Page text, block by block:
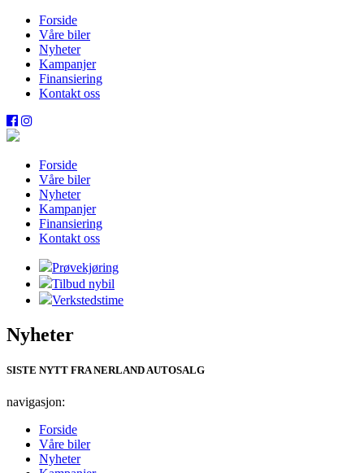
Forside
Våre biler
Nyheter
Kampanjer
Finansiering
Kontakt oss
Forside
Våre biler
Nyheter
Kampanjer
Finansiering
Kontakt oss
Prøvekjøring
Tilbud nybil
Verkstedstime
Nyheter
SISTE NYTT FRA NERLAND AUTOSALG
navigasjon:
Forside
Våre biler
Nyheter